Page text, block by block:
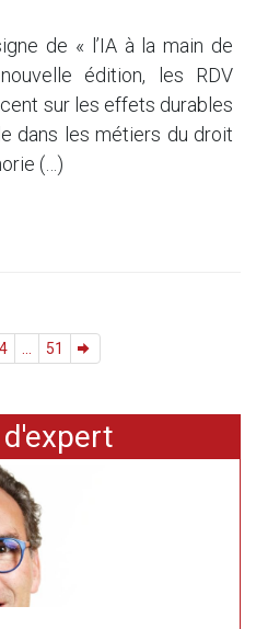
de « l’IA à la main de
édition, les RDV
sur les effets durables
dans les métiers du droit
(…)
4 51